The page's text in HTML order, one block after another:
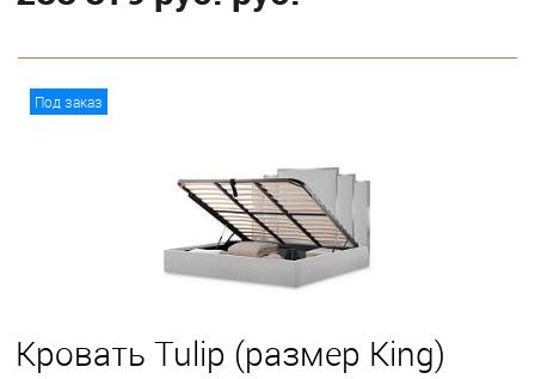
С классическим подъемным механизмом
Под заказ
Кровать Tulip (размер King)